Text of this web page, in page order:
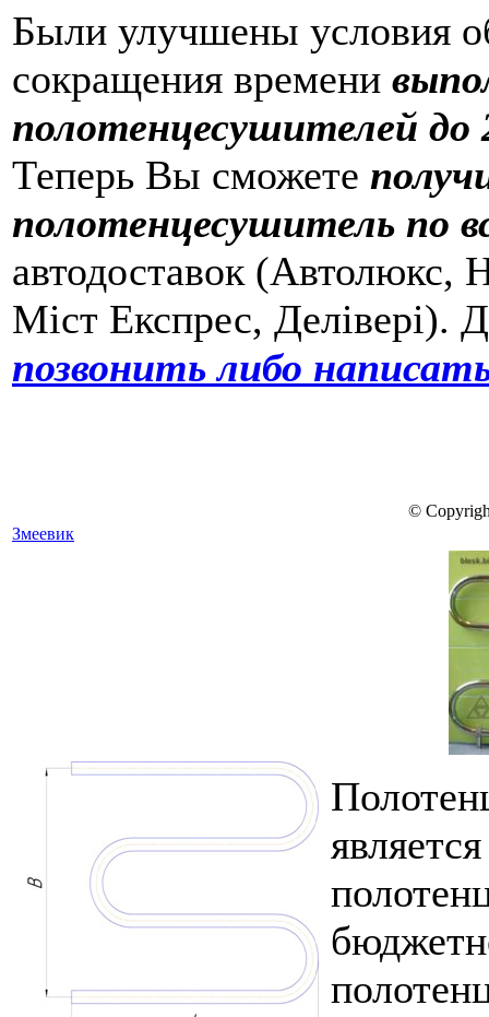
Были улучшены условия
сокращения времени
полотенцесушителей до
Теперь Вы сможете
полотенцесушитель по
автодоставок
Міст Експрес, Делівері).
позвонить либо
©
Змеевик